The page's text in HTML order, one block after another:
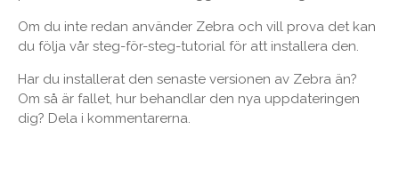
Om du inte redan använder Zebra och vill prova det kan
du följa vår steg-för-steg-tutorial för att installera den.
Har du installerat den senaste versionen av Zebra än?
Om så är fallet, hur behandlar den nya uppdateringen
dig? Dela i kommentarerna.